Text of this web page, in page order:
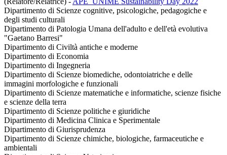
Dipartimento di Scienze cognitive, psicologiche, pedagogiche e
degli studi culturali
Dipartimento di Patologia Umana dell'adulto e dell'età evolutiva
"Gaetano Barresi"
Dipartimento di Civiltà antiche e moderne
Dipartimento di Economia
Dipartimento di Ingegneria
Dipartimento di Scienze biomediche, odontoiatriche e delle
immagini morfologiche e funzionali
Dipartimento di Scienze matematiche e informatiche, scienze fisiche
e scienze della terra
Dipartimento di Scienze politiche e giuridiche
Dipartimento di Medicina Clinica e Sperimentale
Dipartimento di Giurisprudenza
Dipartimento di Scienze chimiche, biologiche, farmaceutiche e
ambientali